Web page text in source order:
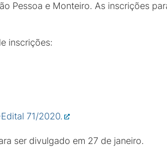
Pessoa e Monteiro. As inscrições
inscrições:
71/2020.
ser divulgado em 27 de janeiro.